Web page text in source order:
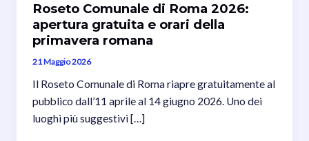
Roseto Comunale di Roma 2026:
apertura gratuita e orari della
primavera romana
21 Maggio 2026
Il Roseto Comunale di Roma riapre gratuitamente al
pubblico dall’11 aprile al 14 giugno 2026. Uno dei
luoghi più suggestivi […]